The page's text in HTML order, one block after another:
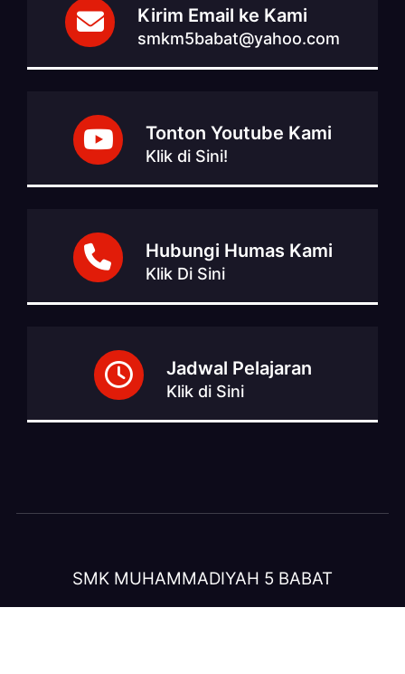
Kirim Email ke Kami
smkm5babat@yahoo.com
Tonton Youtube Kami
Klik di Sini!
Hubungi Humas Kami
Klik Di Sini
Jadwal Pelajaran
Klik di Sini
SMK MUHAMMADIYAH 5 BABAT